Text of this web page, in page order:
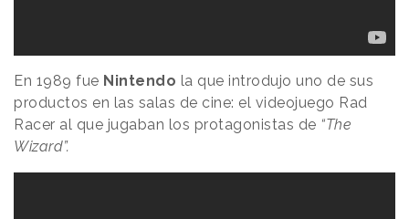
En 1989 fue Nintendo la que introdujo uno de sus
productos en las salas de cine: el videojuego Rad
Racer al que jugaban los protagonistas de “The
Wizard”.